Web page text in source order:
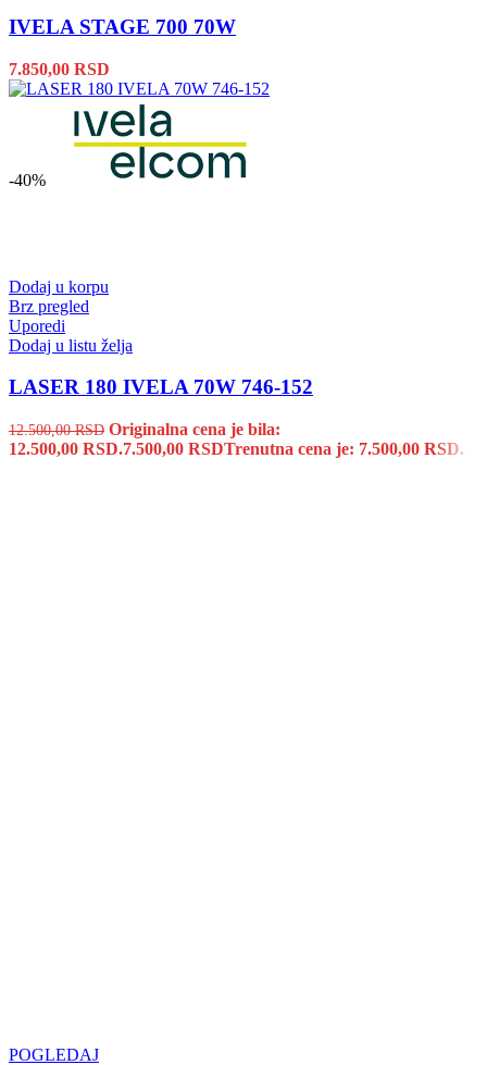
IVELA STAGE 700 70W
7.850,00 RSD
-40%
Dodaj u korpu
Brz pregled
Uporedi
Dodaj u listu želja
LASER 180 IVELA 70W 746-152
12.500,00RSD Originalna cena je bila:
12.500,00 RSD.7.500,00 RSDTrenutna cena je: 7.500,00 RSD.
POGLEDAJ